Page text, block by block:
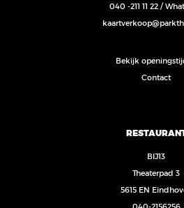
040 -211 11 22/
Bekijk
Contact
BIJ13
Theaterpad 3
5615 EN
040-2156256